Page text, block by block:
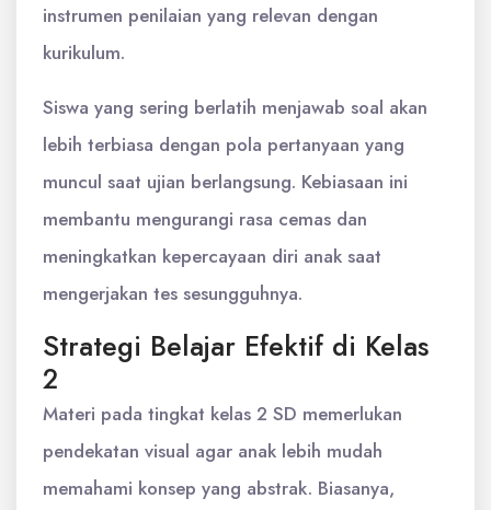
instrumen penilaian yang relevan dengan
kurikulum.
Siswa yang sering berlatih menjawab soal akan
lebih terbiasa dengan pola pertanyaan yang
muncul saat ujian berlangsung. Kebiasaan ini
membantu mengurangi rasa cemas dan
meningkatkan kepercayaan diri anak saat
mengerjakan tes sesungguhnya.
Strategi Belajar Efektif di Kelas
2
Materi pada tingkat kelas 2 SD memerlukan
pendekatan visual agar anak lebih mudah
memahami konsep yang abstrak. Biasanya,